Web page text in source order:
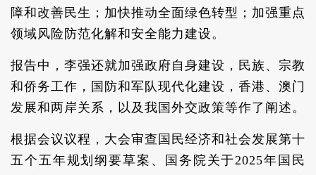
障和改善民生；加快推动全面绿色转型；加强重点
领域风险防范化解和安全能力建设。
报告中，李强还就加强政府自身建设，民族、宗教
和侨务工作，国防和军队现代化建设，香港、澳门
发展和两岸关系，以及我国外交政策等作了阐述。
根据会议议程，大会审查国民经济和社会发展第十
五个五年规划纲要草案、国务院关于2025年国民